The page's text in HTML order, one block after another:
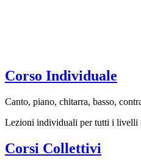
Corso Individuale
Canto, piano, chitarra, basso,
Lezioni individuali per tutti i livelli
Corsi Collettivi